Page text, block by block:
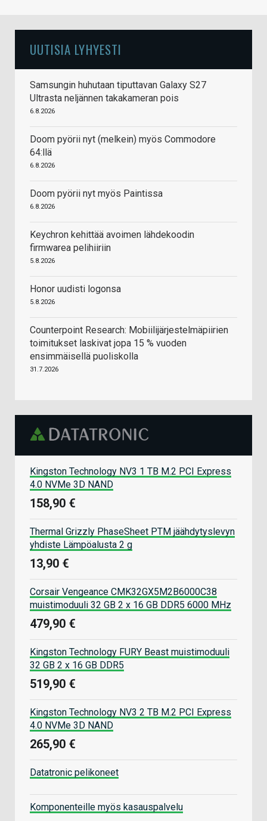
UUTISIA LYHYESTI
Samsungin huhutaan tiputtavan Galaxy S27
Ultrasta neljännen takakameran pois
6.8.2026
Doom pyörii nyt (melkein) myös Commodore
64:llä
6.8.2026
Doom pyörii nyt myös Paintissa
6.8.2026
Keychron kehittää avoimen lähdekoodin
firmwarea pelihiiriin
5.8.2026
Honor uudisti logonsa
5.8.2026
Counterpoint Research: Mobiilijärjestelmäpiirien
toimitukset laskivat jopa 15 % vuoden
ensimmäisellä puoliskolla
31.7.2026
Kingston Technology NV3 1 TB M.2 PCI Express
4.0 NVMe 3D NAND
158,90 €
Thermal Grizzly PhaseSheet PTM jäähdytyslevyn
yhdiste Lämpöalusta 2 g
13,90 €
Corsair Vengeance CMK32GX5M2B6000C38
muistimoduuli 32 GB 2 x 16 GB DDR5 6000 MHz
479,90 €
Kingston Technology FURY Beast muistimoduuli
32 GB 2 x 16 GB DDR5
519,90 €
Kingston Technology NV3 2 TB M.2 PCI Express
4.0 NVMe 3D NAND
265,90 €
Datatronic pelikoneet
Komponenteille myös kasauspalvelu